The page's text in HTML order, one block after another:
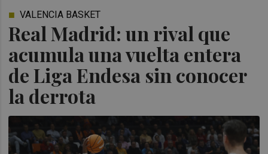
Real Madrid: un rival que
acumula una vuelta entera
de Liga Endesa sin conocer
la derrota
VALENCIA BASKET